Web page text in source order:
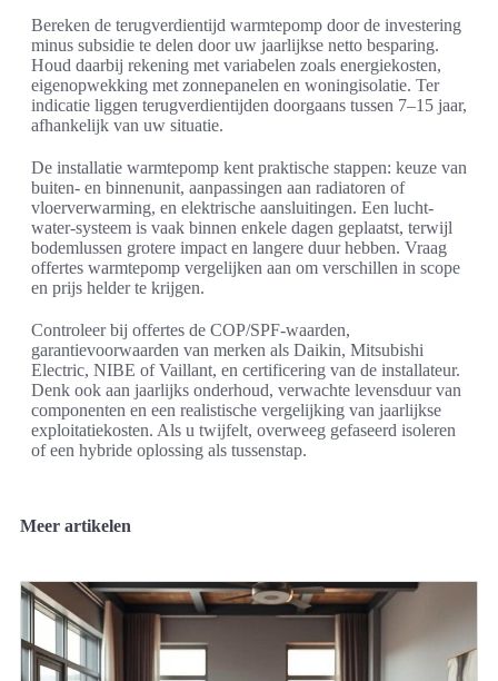
Bereken de terugverdientijd warmtepomp door de investering
minus subsidie te delen door uw jaarlijkse netto besparing.
Houd daarbij rekening met variabelen zoals energiekosten,
eigenopwekking met zonnepanelen en woningisolatie. Ter
indicatie liggen terugverdientijden doorgaans tussen 7–15 jaar,
afhankelijk van uw situatie.
De installatie warmtepomp kent praktische stappen: keuze van
buiten- en binnenunit, aanpassingen aan radiatoren of
vloerverwarming, en elektrische aansluitingen. Een lucht-
water-systeem is vaak binnen enkele dagen geplaatst, terwijl
bodemlussen grotere impact en langere duur hebben. Vraag
offertes warmtepomp vergelijken aan om verschillen in scope
en prijs helder te krijgen.
Controleer bij offertes de COP/SPF-waarden,
garantievoorwaarden van merken als Daikin, Mitsubishi
Electric, NIBE of Vaillant, en certificering van de installateur.
Denk ook aan jaarlijks onderhoud, verwachte levensduur van
componenten en een realistische vergelijking van jaarlijkse
exploitatiekosten. Als u twijfelt, overweeg gefaseerd isoleren
of een hybride oplossing als tussenstap.
Meer artikelen